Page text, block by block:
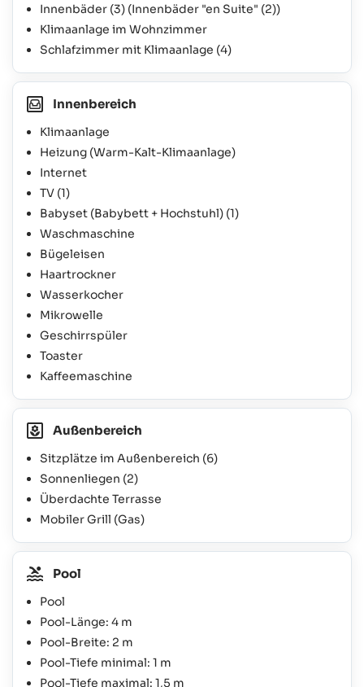
Innenbäder (3) (Innenbäder "en Suite" (2))
Klimaanlage im Wohnzimmer
Schlafzimmer mit Klimaanlage (4)
Innenbereich
Klimaanlage
Heizung (Warm-Kalt-Klimaanlage)
Internet
TV (1)
Babyset (Babybett + Hochstuhl) (1)
Waschmaschine
Bügeleisen
Haartrockner
Wasserkocher
Mikrowelle
Geschirrspüler
Toaster
Kaffeemaschine
Außenbereich
Sitzplätze im Außenbereich (6)
Sonnenliegen (2)
Überdachte Terrasse
Mobiler Grill (Gas)
Pool
Pool
Pool-Länge: 4 m
Pool-Breite: 2 m
Pool-Tiefe minimal: 1 m
Pool-Tiefe maximal: 1,5 m